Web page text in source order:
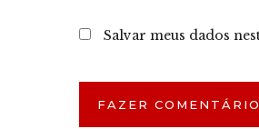
Salvar meus dados